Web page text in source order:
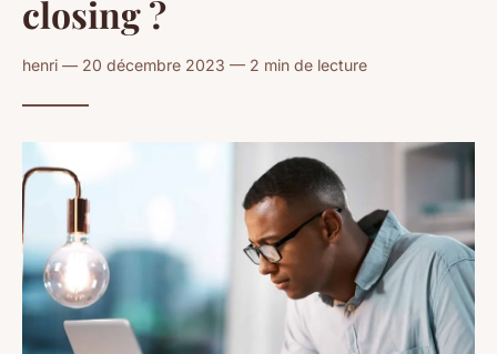
closing ?
henri — 20 décembre 2023 — 2 min de lecture